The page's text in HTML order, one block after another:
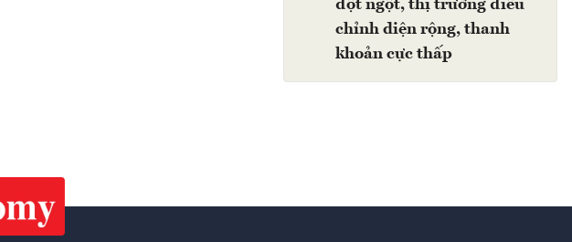
đột ngột, thị trường điều
chỉnh diện rộng, thanh
khoản cực thấp